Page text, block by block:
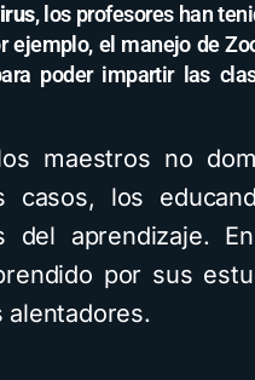
, los profesores han
ejemplo, el manejo de
poder impartir las
maestros no
casos, los
aprendizaje.
por sus
alentadores.